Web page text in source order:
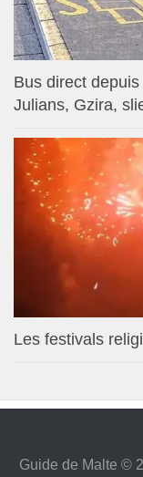
Bus direct
Julians, Gzira,
Les festivals
Guide de Malte ©